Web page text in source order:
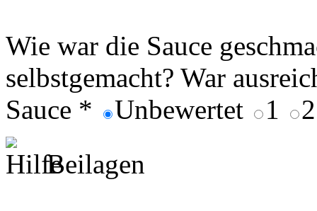
Wie war die Sauce
selbstgemacht? War
Sauce * Unbewertet 1
Beilagen